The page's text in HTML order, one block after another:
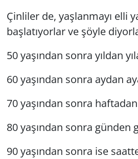
Çinliler de, yaşlanmayı elli
başlatıyorlar ve şöyle
50 yaşından sonra yıldan
60 yaşından sonra aydan
70 yaşından sonra
80 yaşından sonra günden
90 yaşından sonra ise